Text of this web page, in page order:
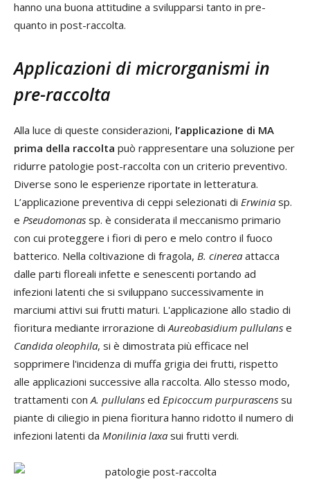
hanno una buona attitudine a svilupparsi tanto in pre-
quanto in post-raccolta.
Applicazioni di microrganismi in
pre-raccolta
Alla luce di queste considerazioni, l’applicazione di MA
prima della raccolta può rappresentare una soluzione per
ridurre patologie post-raccolta con un criterio preventivo.
Diverse sono le esperienze riportate in letteratura.
L’applicazione preventiva di ceppi selezionati di Erwinia sp.
e Pseudomonas sp. è considerata il meccanismo primario
con cui proteggere i fiori di pero e melo contro il fuoco
batterico. Nella coltivazione di fragola, B. cinerea attacca
dalle parti floreali infette e senescenti portando ad
infezioni latenti che si sviluppano successivamente in
marciumi attivi sui frutti maturi. L'applicazione allo stadio di
fioritura mediante irrorazione di Aureobasidium pullulans e
Candida oleophila, si è dimostrata più efficace nel
sopprimere l'incidenza di muffa grigia dei frutti, rispetto
alle applicazioni successive alla raccolta. Allo stesso modo,
trattamenti con A. pullulans ed Epicoccum purpurascens su
piante di ciliegio in piena fioritura hanno ridotto il numero di
infezioni latenti da Monilinia laxa sui frutti verdi.